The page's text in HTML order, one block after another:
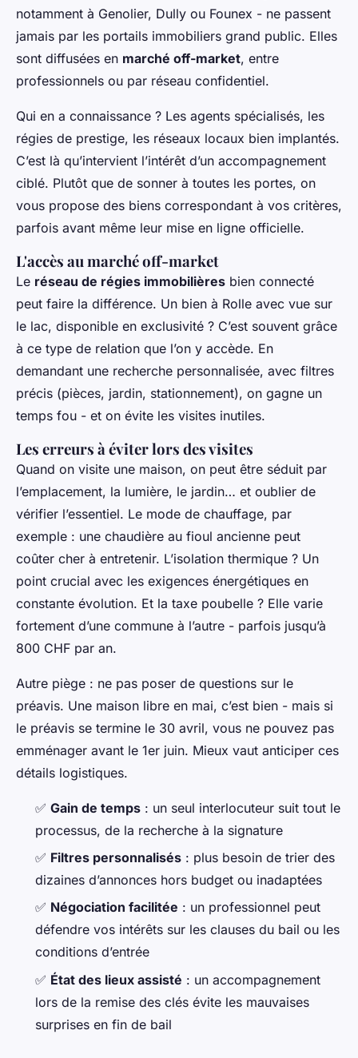
notamment à Genolier, Dully ou Founex - ne passent
jamais par les portails immobiliers grand public. Elles
sont diffusées en marché off-market, entre
professionnels ou par réseau confidentiel.
Qui en a connaissance ? Les agents spécialisés, les
régies de prestige, les réseaux locaux bien implantés.
C’est là qu’intervient l’intérêt d’un accompagnement
ciblé. Plutôt que de sonner à toutes les portes, on
vous propose des biens correspondant à vos critères,
parfois avant même leur mise en ligne officielle.
L'accès au marché off-market
Le réseau de régies immobilières bien connecté
peut faire la différence. Un bien à Rolle avec vue sur
le lac, disponible en exclusivité ? C’est souvent grâce
à ce type de relation que l’on y accède. En
demandant une recherche personnalisée, avec filtres
précis (pièces, jardin, stationnement), on gagne un
temps fou - et on évite les visites inutiles.
Les erreurs à éviter lors des visites
Quand on visite une maison, on peut être séduit par
l’emplacement, la lumière, le jardin… et oublier de
vérifier l’essentiel. Le mode de chauffage, par
exemple : une chaudière au fioul ancienne peut
coûter cher à entretenir. L’isolation thermique ? Un
point crucial avec les exigences énergétiques en
constante évolution. Et la taxe poubelle ? Elle varie
fortement d’une commune à l’autre - parfois jusqu’à
800 CHF par an.
Autre piège : ne pas poser de questions sur le
préavis. Une maison libre en mai, c’est bien - mais si
le préavis se termine le 30 avril, vous ne pouvez pas
emménager avant le 1er juin. Mieux vaut anticiper ces
détails logistiques.
✅ Gain de temps : un seul interlocuteur suit tout le
processus, de la recherche à la signature
✅ Filtres personnalisés : plus besoin de trier des
dizaines d’annonces hors budget ou inadaptées
✅ Négociation facilitée : un professionnel peut
défendre vos intérêts sur les clauses du bail ou les
conditions d’entrée
✅ État des lieux assisté : un accompagnement
lors de la remise des clés évite les mauvaises
surprises en fin de bail